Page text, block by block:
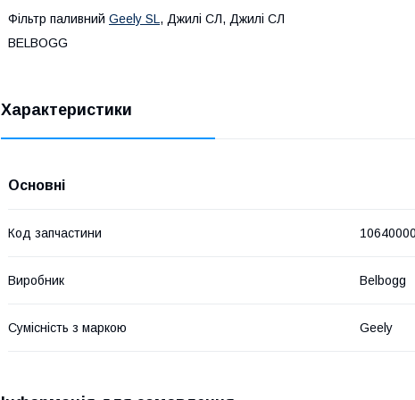
Фільтр паливний Geely SL , Джилі СЛ, Джилі СЛ
BELBOGG
Характеристики
Основні
Код запчастини
Виробник Belbogg
Сумісність з маркою Geely